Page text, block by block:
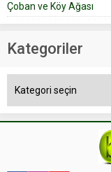
Çoban ve Köy Ağası
Kategoriler